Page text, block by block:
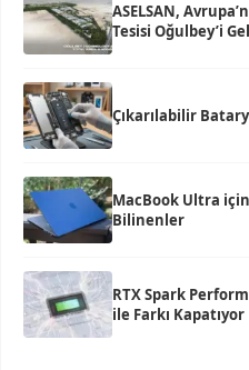
ASELSAN,
Tesisi Oğulbey’i
Çıkarılabilir
MacBook Ultra için
Bilinenler
RTX Spark
ile Farkı Kapatıyor